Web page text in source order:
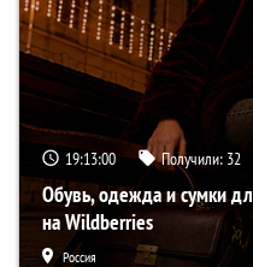
19:12:59 Получили: 32
Обувь, одежда и сумки
на Wildberries
Россия